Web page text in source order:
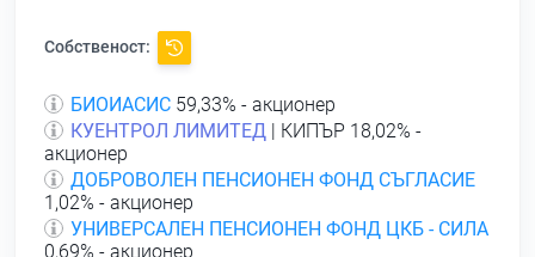
Собственост:
БИОИАСИС 59,33% - акционер
КУЕНТРОЛ ЛИМИТЕД | КИПЪР 18,02% -
акционер
ДОБРОВОЛЕН ПЕНСИОНЕН ФОНД СЪГЛАСИЕ
1,02% - акционер
УНИВЕРСАЛЕН ПЕНСИОНЕН ФОНД ЦКБ - СИЛА
0,69% - акционер